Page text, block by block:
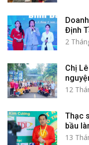
Định
2
Chị
12
Thạc
bầu
13